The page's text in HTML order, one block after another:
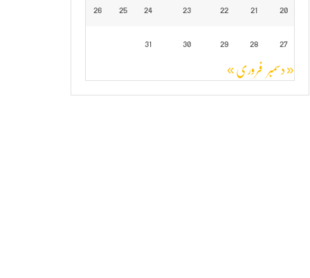
20
21
22
23
24
25
26
27
28
29
30
31
« دسمبر فروری »